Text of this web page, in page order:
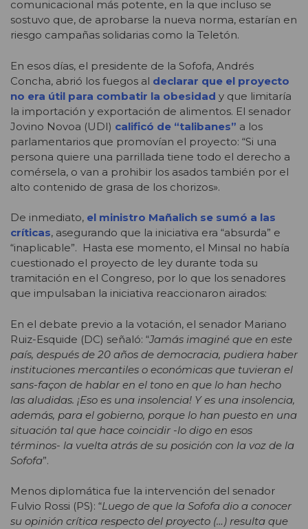
comunicacional más potente, en la que incluso se
sostuvo que, de aprobarse la nueva norma, estarían en
riesgo campañas solidarias como la Teletón.
En esos días, el presidente de la Sofofa, Andrés
Concha, abrió los fuegos al declarar que el proyecto
no era útil para combatir la obesidad y que limitaría
la importación y exportación de alimentos. El senador
Jovino Novoa (UDI) calificó de “talibanes” a los
parlamentarios que promovían el proyecto: “Si una
persona quiere una parrillada tiene todo el derecho a
comérsela, o van a prohibir los asados también por el
alto contenido de grasa de los chorizos».
De inmediato, el ministro Mañalich se sumó a las
críticas, asegurando que la iniciativa era “absurda” e
“inaplicable”. Hasta ese momento, el Minsal no había
cuestionado el proyecto de ley durante toda su
tramitación en el Congreso, por lo que los senadores
que impulsaban la iniciativa reaccionaron airados:
En el debate previo a la votación, el senador Mariano
Ruiz-Esquide (DC) señaló: “Jamás imaginé que en este
país, después de 20 años de democracia, pudiera haber
instituciones mercantiles o económicas que tuvieran el
sans-façon de hablar en el tono en que lo han hecho
las aludidas. ¡Eso es una insolencia! Y es una insolencia,
además, para el gobierno, porque lo han puesto en una
situación tal que hace coincidir -lo digo en esos
términos- la vuelta atrás de su posición con la voz de la
Sofofa”.
Menos diplomática fue la intervención del senador
Fulvio Rossi (PS): “Luego de que la Sofofa dio a conocer
su opinión crítica respecto del proyecto (…) resulta que